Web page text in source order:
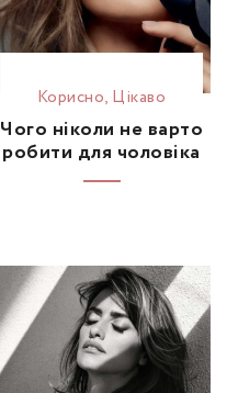
Корисно, Цікаво
Чого ніколи не варто
робити для чоловіка